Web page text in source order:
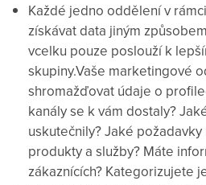
Každé jedno oddělení v
získávat data jiným
vcelku pouze poslouží k
skupiny.Vaše marketingové
shromažďovat údaje o
kanály se k vám dostaly?
uskutečnily? Jaké
produkty a služby? Máte
zákaznících? Kategorizujete